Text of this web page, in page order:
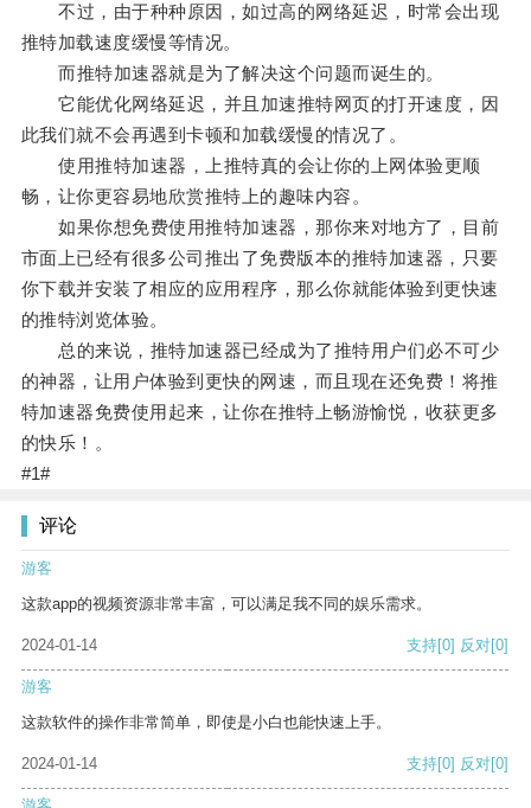
不过，由于种种原因，如过高的网络延迟，时常会出现
推特加载速度缓慢等情况。
而推特加速器就是为了解决这个问题而诞生的。
它能优化网络延迟，并且加速推特网页的打开速度，因
此我们就不会再遇到卡顿和加载缓慢的情况了。
使用推特加速器，上推特真的会让你的上网体验更顺
畅，让你更容易地欣赏推特上的趣味内容。
如果你想免费使用推特加速器，那你来对地方了，目前
市面上已经有很多公司推出了免费版本的推特加速器，只要
你下载并安装了相应的应用程序，那么你就能体验到更快速
的推特浏览体验。
总的来说，推特加速器已经成为了推特用户们必不可少
的神器，让用户体验到更快的网速，而且现在还免费！将推
特加速器免费使用起来，让你在推特上畅游愉悦，收获更多
的快乐！。
#1#
评论
游客
这款app的视频资源非常丰富，可以满足我不同的娱乐需求。
2024-01-14 支持[0] 反对[0]
游客
这款软件的操作非常简单，即使是小白也能快速上手。
2024-01-14 支持[0] 反对[0]